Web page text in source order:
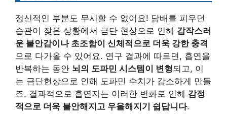
정신적인 부분도 무시할 수 없어요! 담배를 피우던
습관이 잦은 상황에서 금단 현상으로 인해 갑작스러
운 불안감이나 초조함이 신체적으로 더욱 강한 충격
으로 다가올 수 있어요. 연구 결과에 따르면, 흡연을
반복하는 동안 뇌의 도파민 시스템이 변형되고, 이
는 금단현상으로 인해 도파민 수치가 감소하게 만들
죠. 결과적으로 흡연자는 이러한 변화로 인해 감정
적으로 더욱 불안해지고 우울해지기 쉽답니다.